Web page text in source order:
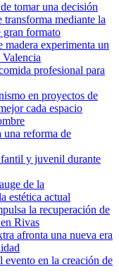
tomar una decisión
transforma mediante la
gran formato
madera experimenta un
profesional para
en proyectos de
cada espacio
una reforma de
y juvenil durante
de la
estética actual
la recuperación de
Rivas
afronta una nueva era
evento en la creación de